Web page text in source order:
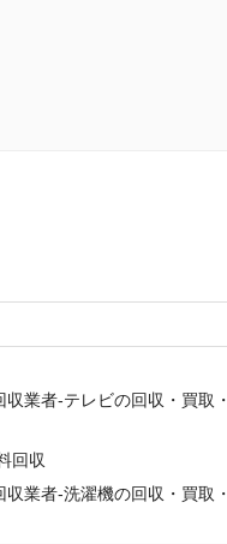
業者-テレビの回収・買取・
回収
業者-洗濯機の回収・買取・